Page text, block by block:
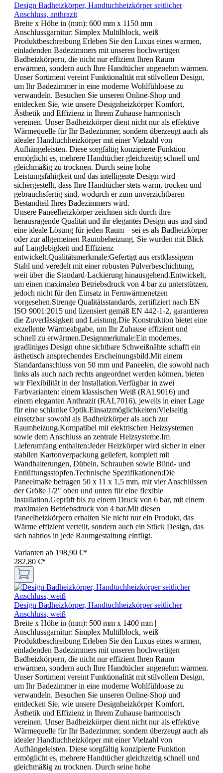
Design Badheizkörper, Handtuchheizkörper seitlicher
Anschluss, anthrazit
Breite x Höhe in (mm): 600 mm x 1150 mm |
Anschlussgarnitur: Simplex Multilblock, weiß
Produktbeschreibung Erleben Sie den Luxus eines warmen,
einladenden Badezimmers mit unseren hochwertigen
Badheizkörpern, die nicht nur effizient Ihren Raum
erwärmen, sondern auch Ihre Handtücher angenehm wärmen.
Unser Sortiment vereint Funktionalität mit stilvollem Design,
um Ihr Badezimmer in eine moderne Wohlfühloase zu
verwandeln. Besuchen Sie unseren Online-Shop und
entdecken Sie, wie unsere Designheizkörper Komfort,
Ästhetik und Effizienz in Ihrem Zuhause harmonisch
vereinen. Unser Badheizkörper dient nicht nur als effektive
Wärmequelle für Ihr Badezimmer, sondern überzeugt auch als
idealer Handtuchheizkörper mit einer Vielzahl von
Aufhängeleisten. Diese sorgfältig konzipierte Funktion
ermöglicht es, mehrere Handtücher gleichzeitig schnell und
gleichmäßig zu trocknen. Durch seine hohe
Leistungsfähigkeit und das intelligente Design wird
sichergestellt, dass Ihre Handtücher stets warm, trocken und
gebrauchsfertig sind, wodurch er zum unverzichtbaren
Bestandteil Ihres Badezimmers wird.
Unsere Paneelheizkörper zeichnen sich durch ihre
herausragende Qualität und ihr elegantes Design aus und sind
eine ideale Lösung für jeden Raum – sei es als Badheizkörper
oder zur allgemeinen Raumbeheizung. Sie wurden mit Blick
auf Langlebigkeit und Effizienz
entwickelt.Qualitätsmerkmale:Gefertigt aus erstklassigem
Stahl und veredelt mit einer robusten Pulverbeschichtung,
weit über die Standard-Lackierung hinausgehend.Entwickelt,
um einen maximalen Betriebsdruck von 4 bar zu unterstützen,
jedoch nicht für den Einsatz in Fernwärmenetzen
vorgesehen.Strenge Qualitätsstandards, zertifiziert nach EN
ISO 9001:2015 und lizensiert gemäß EN 442-1-2, garantieren
die Zuverlässigkeit und Leistung.Die Konstruktion bietet eine
exzellente Wärmeabgabe, um Ihr Zuhause effizient und
schnell zu erwärmen.Designmerkmale:Ein modernes,
gradliniges Design ohne sichtbare Schweißnähte schafft ein
ästhetisch ansprechendes Erscheinungsbild.Mit einem
Standardanschluss von 50 mm und Paneelen, die sowohl nach
links als auch nach rechts angeordnet werden können, bieten
wir Flexibilität in der Installation.Verfügbar in zwei
Farbvarianten: einem klassischen Weiß (RAL9016) und
einem eleganten Anthrazit (RAL7016), jeweils in einer Lage
für eine schlanke Optik.Einsatzmöglichkeiten:Vielseitig
einsetzbar sowohl als Badheizkörper als auch zur
Raumheizung.Kompatibel mit elektrischen Heizsystemen
sowie dem Anschluss an zentrale Heizsysteme.Im
Lieferumfang enthalten:Jeder Heizkörper wird sicher in einer
stabilen Kartonverpackung geliefert, komplett mit
Wandhalterungen, Dübeln, Schrauben sowie Blind- und
Entlüftungsstopfen.Technische Spezifikationen:Die
Paneelmaße betragen 50 x 11 x 1,5 mm, mit vier Anschlüssen
der Größe 1/2" oben und unten für eine flexible
Installation.Geprüft bis zu einem Druck von 6 bar, mit einem
maximalen Betriebsdruck von 4 bar.Mit diesen
Paneelheizkörpern erhalten Sie nicht nur ein Produkt, das
Wärme effizient verteilt, sondern auch ein Stück Design, das
sich nahtlos in jede Raumgestaltung einfügt.
Varianten ab 198,90 €*
282,80 €*
Design Badheizkörper, Handtuchheizkörper seitlicher
Anschluss, weiß
Breite x Höhe in (mm): 500 mm x 1400 mm |
Anschlussgarnitur: Simplex Multilblock, weiß
Produktbeschreibung Erleben Sie den Luxus eines warmen,
einladenden Badezimmers mit unseren hochwertigen
Badheizkörpern, die nicht nur effizient Ihren Raum
erwärmen, sondern auch Ihre Handtücher angenehm wärmen.
Unser Sortiment vereint Funktionalität mit stilvollem Design,
um Ihr Badezimmer in eine moderne Wohlfühloase zu
verwandeln. Besuchen Sie unseren Online-Shop und
entdecken Sie, wie unsere Designheizkörper Komfort,
Ästhetik und Effizienz in Ihrem Zuhause harmonisch
vereinen. Unser Badheizkörper dient nicht nur als effektive
Wärmequelle für Ihr Badezimmer, sondern überzeugt auch als
idealer Handtuchheizkörper mit einer Vielzahl von
Aufhängeleisten. Diese sorgfältig konzipierte Funktion
ermöglicht es, mehrere Handtücher gleichzeitig schnell und
gleichmäßig zu trocknen. Durch seine hohe